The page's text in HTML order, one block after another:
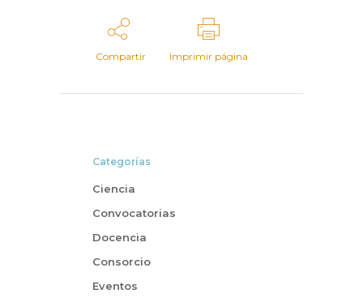
Compartir Imprimir página
Categorías
Ciencia
Convocatorias
Docencia
Consorcio
Eventos